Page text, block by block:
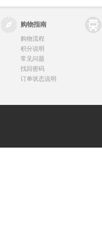
购物指南
购物流程
积分说明
常见问题
找回密码
订单状态说明